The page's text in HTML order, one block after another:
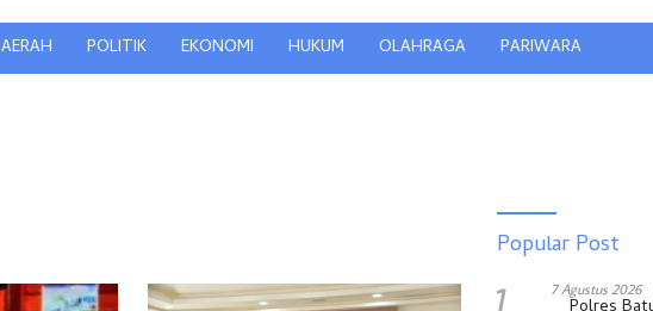
POLITIK EKONOMI HUKUM OLAHRAGA PARIWARA
Popular Post
7 Agustus 2026